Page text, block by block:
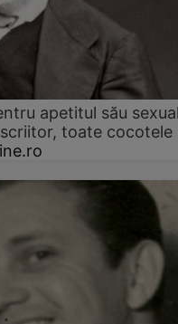
apetitul său
toate cocotele